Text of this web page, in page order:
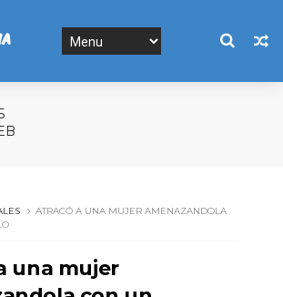
ATRACÓ A UNA MUJER AMENAZANDOLA
una mujer